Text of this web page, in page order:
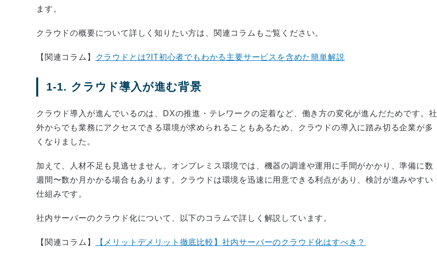
ます。
クラウドの概要について詳しく知りたい方は、関連コラムもご覧ください。
【関連コラム】 クラウドとは?IT初心者でもわかる主要サービスを含めた簡単解説
1-1. クラウド導入が進む背景
クラウド導入が進んでいるのは、DXの推進・テレワークの定着など、働き方の変化が進んだためです。社
外からでも業務にアクセスできる環境が求められることもあるため、クラウドの導入に踏み切る企業が多
くなりました。
加えて、人材不足も見逃せません。オンプレミス環境では、機器の調達や運用に手間がかかり、準備に数
週間〜数か月かかる場合もあります。クラウドは環境を迅速に用意できる利点があり、検討が進みやすい
仕組みです。
社内サーバーのクラウド化について、以下のコラムで詳しく解説しています。
【関連コラム】 【メリットデメリット徹底比較】社内サーバーのクラウド化はすべき？